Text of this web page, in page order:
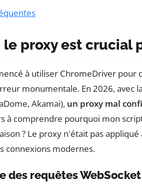
le proxy est crucial
à utiliser ChromeDriver pour
monumentale. En 2026,
Akamai), un proxy mal
à comprendre pourquoi mon
? Le proxy n'était pas
connexions modernes.
des requêtes WebSocket